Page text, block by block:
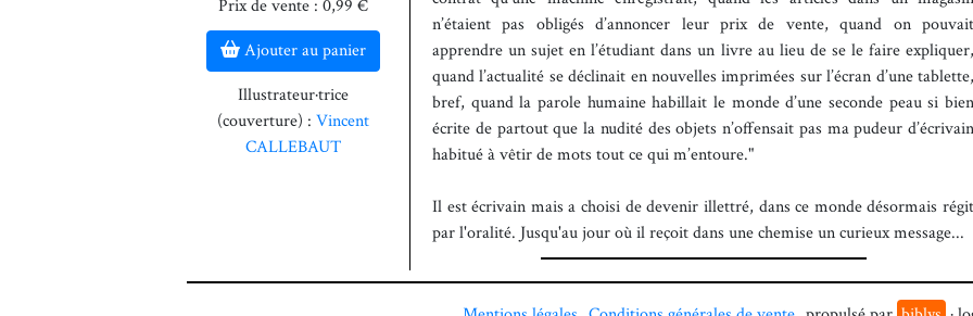
Prix de vente : 0,99 €
Ajouter au panier
Illustrateur·trice
(couverture) : Vincent
CALLEBAUT
n’étaient pas obligés d’annoncer leur prix de vente, quand on pouvait
apprendre un sujet en l’étudiant dans un livre au lieu de se le faire expliquer,
quand l’actualité se déclinait en nouvelles imprimées sur l’écran d’une tablette,
bref, quand la parole humaine habillait le monde d’une seconde peau si bien
écrite de partout que la nudité des objets n’offensait pas ma pudeur d’écrivain
habitué à vêtir de mots tout ce qui m’entoure."
Il est écrivain mais a choisi de devenir illettré, dans ce monde désormais régit
par l'oralité. Jusqu'au jour où il reçoit dans une chemise un curieux message...